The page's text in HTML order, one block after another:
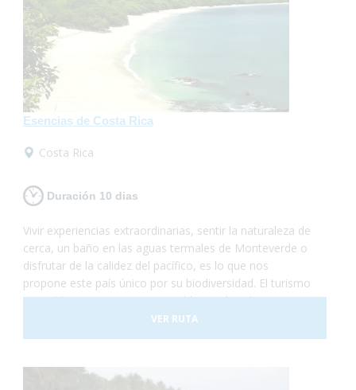
Esencias de Costa Rica
Costa Rica
Duración 10 dias
Vivir experiencias extraordinarias, sentir la naturaleza de
cerca, un baño en las aguas termales de Monteverde o
disfrutar de la calidez del pacífico, es lo que nos
propone este país único por su biodiversidad. El turismo
accesible en Costa Rica es posible, sus hoteles
adaptados y el trasporte a nuestra disposición nos
darán las garantías necesarias para disfrutar de esta
VER RUTA